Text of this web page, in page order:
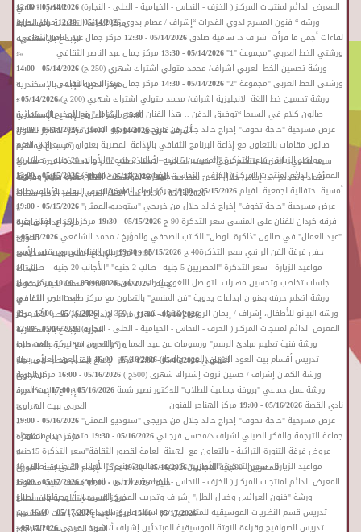
»
الناصر الثقافي
»
المعرض الدائم لمنتجات المركـز ( الخزف - النحاس - الخيامية - الحلى - النجارة)05/14/2026 - 12:00
مركز الحرف التقليدية بالفسطاط
»
«
ورشة “ فنون المسرح لذوي القدرات “إشراف / عصام بدوي05/14/2026 - 12:30
مركز الحرية
للإبداع بالإسكندرية
»
«
لقاءات أجمل ما قرأت اشراف د. سامية صادق05/14/2026 - 12:30
مركز جمال عبد الناصر الثقافي
»
«
ورشتي الخط العربي "مجموعة "1"
05/14/2026 - 13:30
مركز جمال عبد الناصر الثقافي
»
«
ورشة تحسين الخط العربي اشراف/ محمد متولي اشتراك شهري (250 ج)
05/14/2026 - 14:00
مركز الحرية للإبداع بالإسكندرية
»
«
ورشتي الخط العربي "مجموعة "2"
05/14/2026 - 14:30
مركز جمال عبد الناصر الثقافي
»
«
ورشة تحسين خط اللغة الانجليزية اشراف/ محمد متولي اشتراك شهري (200 ج)
05/14/2026 -
15:00مركز الحرية للإبداع بالإسكندرية
»
«
صالون كلام في السيما “توفيق الدقن .. هذا الفنان المبدع الشامل" مع المخرج السينمائي
أشرف فايق05/14/2026 - 19:00
مركز الهناجر للفنون
»
«
عرض مسرحية "حاجة تخوف" إخراج خالد جلال من خريجي "ستوديو الممثل"05/14/2026 - 19:00
مركز ابداع القاهرة
»
«
صالون مقامات بالتعاون مع إذاعة البرنامج الثقافي بالإذاعة المصرية بعنوان "مسحراتي النغم
سيد مكاوي.. المزيكا بتتكلم عربي" ضيف الصالون الأستاذ/صلاح علام والاستاذة/اميرة مكاوي
أعداد وتقديم / د. إيناس جلال الدين بمصاحبة الفقرة الموسيقية الفنان عمرو سلام وفرقته
05/14/2026 - 19:30
بيت الغناء العربى بقصر الأمير بشتاك
»
«
مواعيد الزيارة - سعر التذكرة "المصريين 5 جنيه– طالب 2 جنيه" "الأجانب 20 جنيه – طالب 10
جنيه"05/15/2026 - 09:00
متحف نجيب محفوظ
»
«
المعرض الدائم لمنتجات المركـز ( الخزف - النحاس - الخيامية - الحلى - النجارة)05/15/2026 - 12:00
مركز الحرف التقليدية بالفسطاط
»
«
أمسية احتفالية لجمعية الفيلم05/15/2026 - 19:00
مركز ابداع القاهرة
»
«
عرض مسرحية "حاجة تخوف" إخراج خالد جلال من خريجي "ستوديو الممثل"05/15/2026 - 19:00
مركز ابداع القاهرة
»
«
فرقة كردان للفنان-علي المنسي سعر التذكرة 90 ج
05/15/2026 - 19:30
مركز الإبداع الفنى بقبة
الغورى
»
«
"عيد العمال" في صالون "ذاكرة الوطن" للكاتب الصحفي والمؤرخ / محمد الشافعي
05/15/2026 -
19:30مركز الإبداع الفنى ببيت السحيمى
»
«
حفل فرقة الفن الراقي سعر التذكرة40 ج
05/15/2026 - 19:30
بيت الغناء العربى بقصر الأمير
بشتاك
»
«
مواعيد الزيارة - سعر التذكرة "المصريين 5 جنيه– طالب 2 جنيه" "الأجانب 20 جنيه – طالب 10
جنيه"05/16/2026 - 09:00
متحف نجيب محفوظ
»
«
جلسات تخاطب وتحسين مهارات التواصل اللغوي ا/ راندا عدلى05/16/2026 - 10:00
مركز جمال
عبد الناصر الثقافي
»
«
ورشة اتعلم حرفه بعنوان ابداعات يدوية "فن المنسج" بالتعاون مع مركز طلعت حرب الثقافي
05/16/2026 - 11:00
مركز الإبداع الفنى بقصر الأمير طاز
»
«
ورشة البيانو للأطفال، إشراف / إيمان الروبى إشتراك شهري ) 350 ج( .
05/16/2026 - 12:00
مركز
الحرية للإبداع بالإسكندرية
»
«
المعرض الدائم لمنتجات المركـز ( الخزف - النحاس - الخيامية - الحلى - النجارة)05/16/2026 - 12:00
مركز الحرف التقليدية بالفسطاط
»
«
ورشة فنية تعليم مبادئ الرسم" ورسومات عن عيد العمال " بالتعاون مع مركز طلعت حرب
الثقافي05/16/2026 - 12:00
مركز الإبداع الفنى بقصر الأمير طاز
»
«
تدريس أقسام بيت العود العربي (العود والساز)05/16/2026 - 16:00
بيت العود العربى ببيت
الهراوى
»
«
ورشة الكمان إشراف / حسين ثروت إشتراك شهري (500ج )
05/16/2026 - 16:00
مركز الحرية
للإبداع بالإسكندرية
»
«
ورشة عمل جماعي "بروفة جماعية للطلاب" للدكتور نصير شمة05/16/2026 - 17:00
بيت العود
العربى ببيت الهراوى
»
«
نادي القصة05/16/2026 - 19:00
مركز الهناجر للفنون
»
«
عرض مسرحية "حاجة تخوف" إخراج خالد جلال من خريجي "ستوديو الممثل"05/16/2026 - 19:00
مركز ابداع القاهرة
»
«
جماعة الترجمة والفكر الصيني اشراف د/محسن فرجاني05/16/2026 - 19:30
متحف نجيب محفوظ
»
«
عروض فرقة التنورة التراثية - بالتعاون مع الهيئة العامة لقصور الثقافة"سعر التذكرة 15جنيه
للمصريين- 90جنيه للأجانب"
05/16/2026 - 19:30
مركز الإبداع الفنى بقبة الغورى
»
«
مواعيد الزيارة - سعر التذكرة "المصريين 5 جنيه– طالب 2 جنيه" "الأجانب 20 جنيه – طالب 10
جنيه"05/17/2026 - 09:00
متحف نجيب محفوظ
»
«
المعرض الدائم لمنتجات المركـز ( الخزف - النحاس - الخيامية - الحلى - النجارة)05/17/2026 - 12:00
مركز الحرف التقليدية بالفسطاط
»
«
ورشة "فنون العرائس وخيال الظل" إشراف وتدريب المخرج المسرحي أ/ مصطفى الصباغ
05/17/2026 - 15:00
مركز الإبداع الفنى ببيت السحيمى
«
تدريس قسم النظريات الموسيقية للمتقدمين مع استاذ ماريو سعيد05/17/2026 - 16:00
بيت
العود العربى ببيت الهراوى
«
تدريس الصولفيج وقراءة النوتة الموسيقية للمبتدئين إشراف أ/ شريف صبحي
05/17/2026 -
«